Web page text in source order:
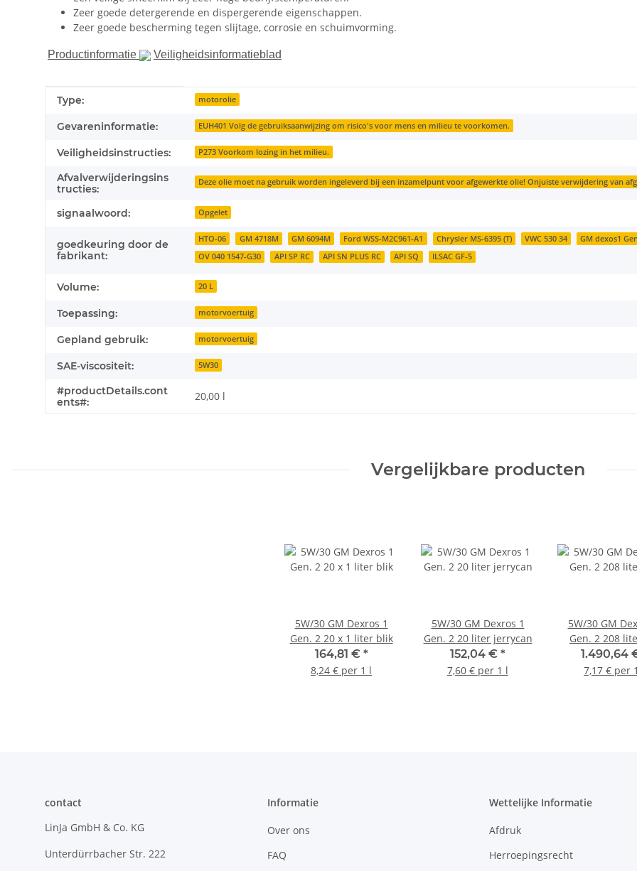
Zeer goede detergerende en dispergerende eigenschappen.
Zeer goede bescherming tegen slijtage, corrosie en schuimvorming.
Productinformatie Veiligheidsinformatieblad
#productDetails.itemInformation#
#productDetails.itemValue#
Type: motorolie
Gevareninformatie: EUH401 Volg de gebruiksaanwijzing om risico's voor mens en milieu te voorkomen.
Veiligheidsinstructies: P273 Voorkom lozing in het milieu.
Afvalverwijderingsins
tructies:
Deze olie moet na gebruik worden ingeleverd bij een inzamelpunt voor afgewerkte olie! Onjuiste verwijdering van
signaalwoord: Opgelet
goedkeuring door de
fabrikant:
HTO-06 GM 4718M GM 6094M Ford WSS-M2C961-A1 Chrysler MS-6395 (T) VWC 530 34 GM dexos1
OV 040 1547-G30
API SP RC API SN PLUS RC API SQ ILSAC GF-5
Volume: 20 L
Toepassing: motorvoertuig
Gepland gebruik: motorvoertuig
SAE-viscositeit: 5W30
#productDetails.cont
ents#:
20,00 l
Vergelijkbare producten
5W/30 GM Dexros 1
Gen. 2 20 x 1 liter blik
164,81 € *
8,24 € per 1 l
5W/30 GM Dexros 1
Gen. 2 20 liter jerrycan
152,04 € *
7,60 € per 1 l
5W/30 GM
Gen. 2 208
1.490,64
7,17 € per
contact
LinJa GmbH & Co. KG
Unterdürrbacher Str. 222
Informatie
Over ons
FAQ
Wettelijke Informatie
Afdruk
Herroepingsrecht